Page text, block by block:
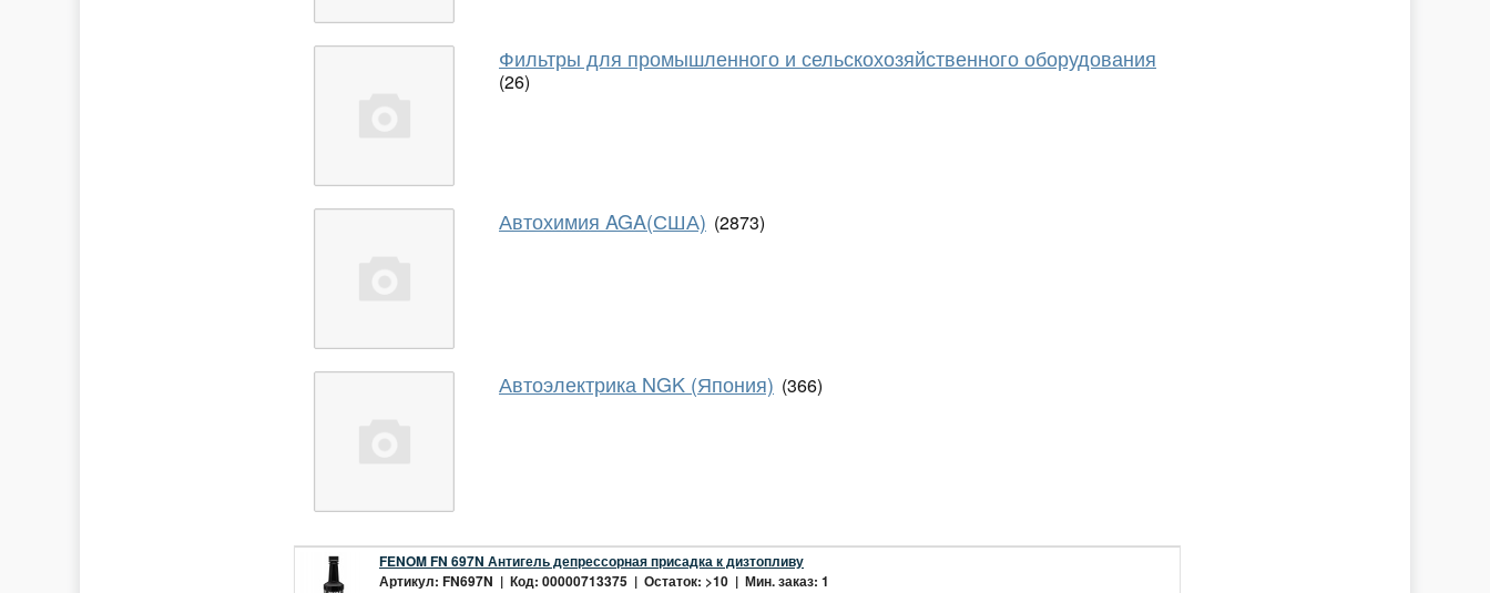
Фильтры для промышленного и сельскохозяйственного оборудования
(26)
Автохимия AGA(США) (2873)
Автоэлектрика NGK (Япония) (366)
FENOM FN 697N Антигель депрессорная присадка к дизтопливу
Артикул: FN697N | Код: 00000713375 | Остаток: >10 | Мин. заказ: 1